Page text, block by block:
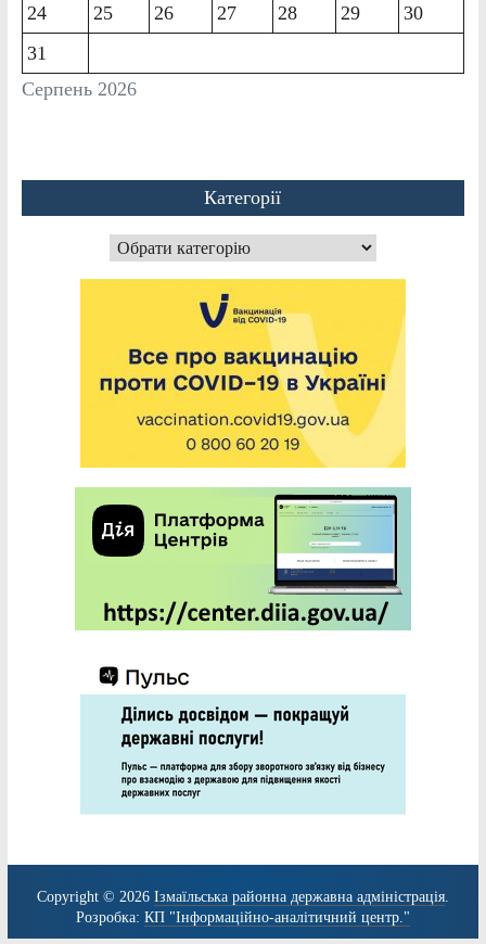
Серпень 2026
24
25 26 27 28 29
30
31
Категорії
Категорії
Copyright © 2026 Ізмаїльська районна державна адміністрація.
Розробка: КП "Інформаційно-аналітичний центр."